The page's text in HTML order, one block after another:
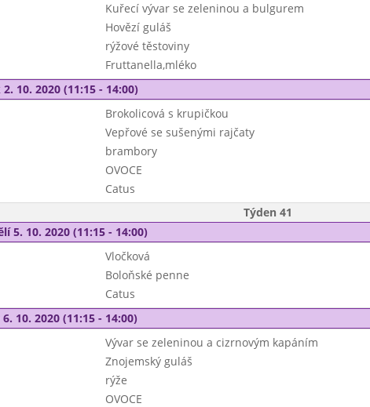
Kuřecí vývar se zeleninou a bulgurem
Hovězí guláš
rýžové těstoviny
Fruttanella,mléko
10. 2020 (11:15 - 14:00)
Brokolicová s krupičkou
Vepřové se sušenými rajčaty
brambory
OVOCE
Catus
Týden 41
5. 10. 2020 (11:15 - 14:00)
Vločková
Boloňské penne
Catus
10. 2020 (11:15 - 14:00)
Vývar se zeleninou a cizrnovým kapáním
Znojemský guláš
rýže
OVOCE